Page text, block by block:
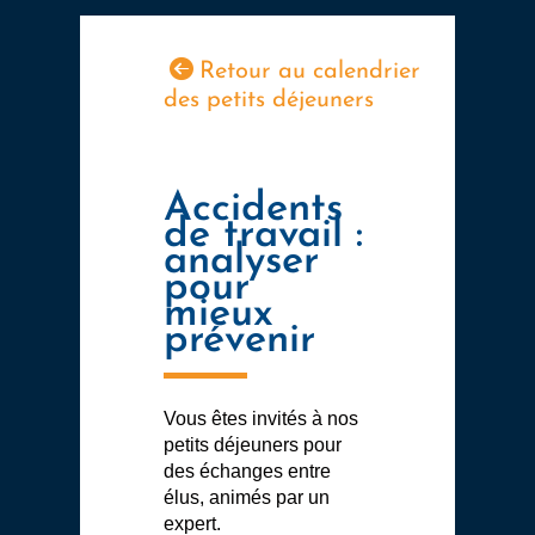
Retour au calendrier
des petits déjeuners
Accidents
de travail :
analyser
pour
mieux
prévenir
Vous êtes invités à nos
petits déjeuners pour
des échanges entre
élus, animés par un
expert.